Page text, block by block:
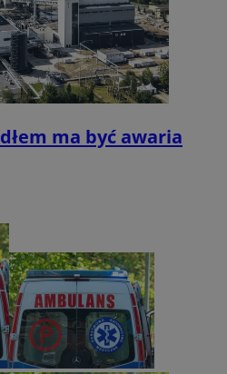
ma być awaria